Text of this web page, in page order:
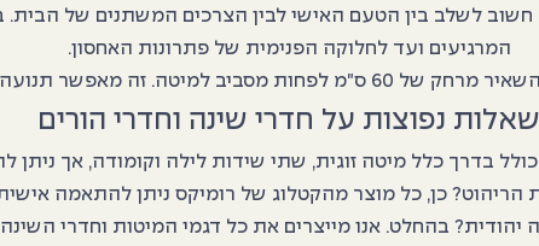
לשלב בין הטעם האישי לבין הצרכים המשתנים של הבית.
המרגיעים ועד לחלוקה הפנימית של פתרונות האחסון.
על תחושת מרחב מאווררת ונעימה.
שאלות נפוצות על חדרי שינה וחדרי הורים
בדרך כלל מיטה זוגית, שתי שידות לילה וקומודה, אך ניתן
כן, כל מוצר מהקטלוג של רומיקס ניתן להתאמה אישית
יהודית? בהחלט. אנו מייצרים את כל דגמי המיטות וחדרי